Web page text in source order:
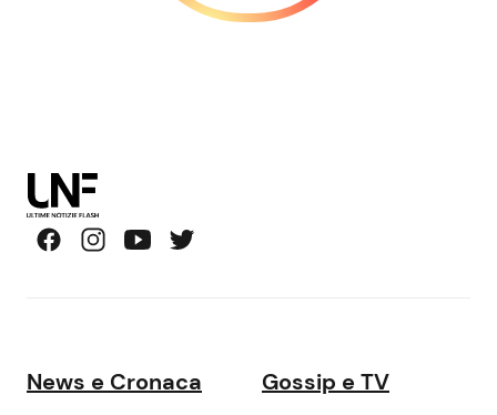
News e Cronaca Gossip e TV